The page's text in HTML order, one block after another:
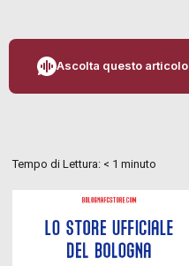
Ascolta questo articolo
Tempo di Lettura: < 1 minuto